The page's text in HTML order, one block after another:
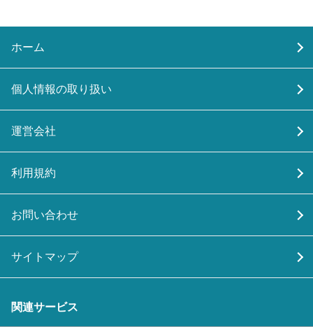
ホーム
個人情報の取り扱い
運営会社
利用規約
お問い合わせ
サイトマップ
関連サービス